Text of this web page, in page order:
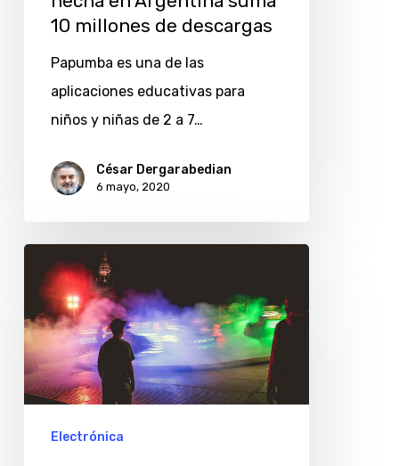
10 millones de descargas
Papumba es una de las
aplicaciones educativas para
niños y niñas de 2 a 7…
César Dergarabedian
6 mayo, 2020
de
diversiones
suman
tecnología
para
seducir
Electrónica